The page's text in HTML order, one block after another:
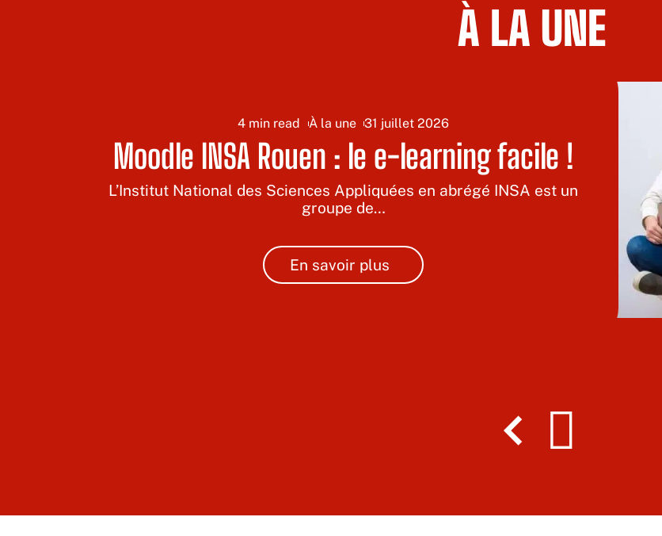
À LA UNE
4 min read À la une 31 juillet 2026
Moodle INSA Rouen : le e-learning facile !
L’Institut National des Sciences Appliquées en abrégé INSA est un
groupe de…
En savoir plus